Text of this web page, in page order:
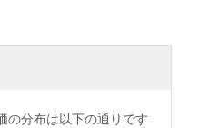
の分布は以下の通りです